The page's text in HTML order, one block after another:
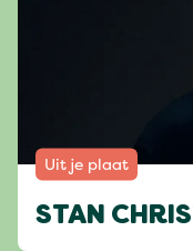
Uit je plaat
STAN